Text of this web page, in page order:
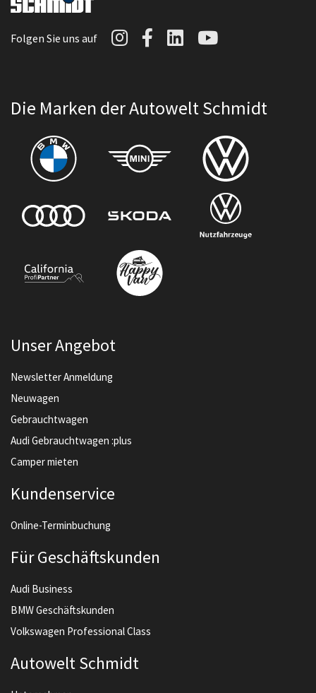
Folgen Sie uns auf Autowelt Schmidt auf
Autowelt Schmidt
AutoweltAutowelt
Die Marken der Autowelt Schmidt
Unser Angebot
Newsletter Anmeldung
Neuwagen
Gebrauchtwagen
Audi Gebrauchtwagen :plus
Camper mieten
Kundenservice
Online-Terminbuchung
Für Geschäftskunden
Audi Business
BMW Geschäftskunden
Volkswagen Professional Class
Autowelt Schmidt